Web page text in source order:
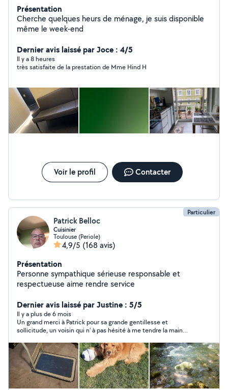
Présentation
Cherche quelques heurs de ménage, je suis disponible
même le week-end
Dernier avis laissé par Joce : 4/5
Il y a 8 heures
très satisfaite de la prestation de Mme Hind H
Voir le profil Contacter
Particulier
Patrick Belloc
Cuisinier
Toulouse (Periole)
4,9/5 (168 avis)
Présentation
Personne sympathique sérieuse responsable et
respectueuse aime rendre service
Dernier avis laissé par Justine : 5/5
Il y a plus de 6 mois
Un grand merci à Patrick pour sa grande gentillesse et
sollicitude, un voisin qui n' à pas hésité à me tendre la main